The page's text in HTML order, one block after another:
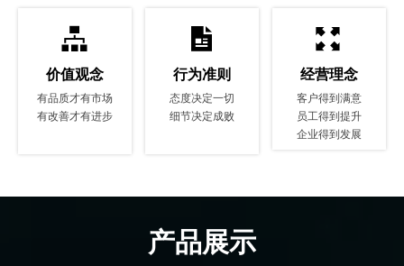

价值观念
有品质才有市场
有改善才有进步

行为准则
态度决定一切
细节决定成败

经营理念
客户得到满意
员工得到提升
企业得到发展
产品展示